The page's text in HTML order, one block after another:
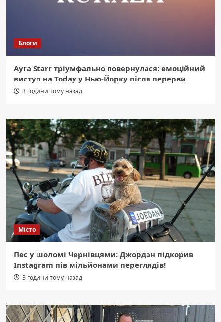
Блоги
Ayra Starr тріумфально повернулася: емоційний
виступ на Today у Нью-Йорку після перерви.
3 години тому назад
Місто
Пес у шоломі Чернівцями: Джордан підкорив
Instagram пів мільйонами переглядів!
3 години тому назад